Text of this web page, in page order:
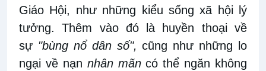
Giáo Hội, như những kiểu sống xã hội lý
tưởng. Thêm vào đó là huyền thoại về
sự "bùng nổ dân số", cũng như những lo
ngại về nạn nhân mãncó thể ngăn không